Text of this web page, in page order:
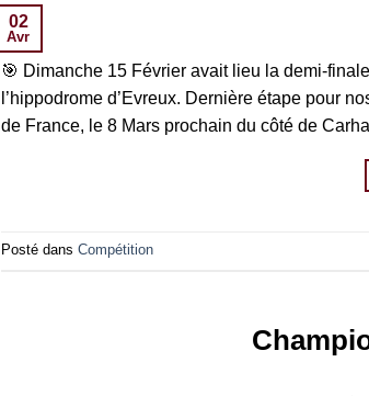
02
Avr
🎯 Dimanche 15 Février avait lieu la demi-
l’hippodrome d’Evreux. Dernière étape pour
de France, le 8 Mars prochain du côté de
Posté dans Compétition